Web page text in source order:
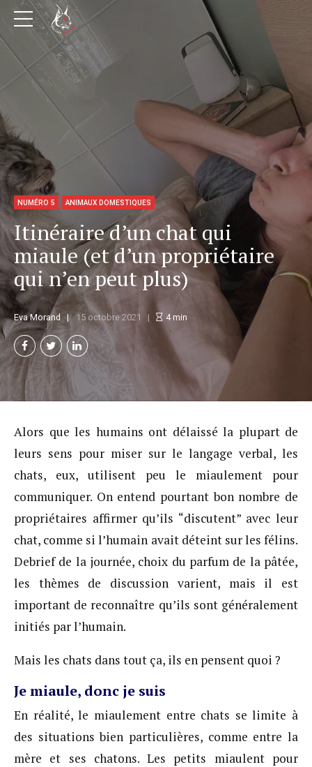
NUMÉRO 5 ANIMAUX DOMESTIQUES
Itinéraire d’un chat qui
miaule (et d’un propriétaire
qui n’en peut plus)
Eva Morand 15 octobre 2021 4min
Alors que les humains ont délaissé la plupart de
leurs sens pour miser sur le langage verbal, les
chats, eux, utilisent peu le miaulement pour
communiquer. On entend pourtant bon nombre de
propriétaires affirmer qu’ils “discutent” avec leur
chat, comme si l’humain avait déteint sur les félins.
Debrief de la journée, choix du parfum de la pâtée,
les thèmes de discussion varient, mais il est
important de reconnaître qu’ils sont généralement
initiés par l’humain.
Mais les chats dans tout ça, ils en pensent quoi ?
Je miaule, donc je suis
En réalité, le miaulement entre chats se limite à
des situations bien particulières, comme entre la
mère et ses chatons. Les petits miaulent pour